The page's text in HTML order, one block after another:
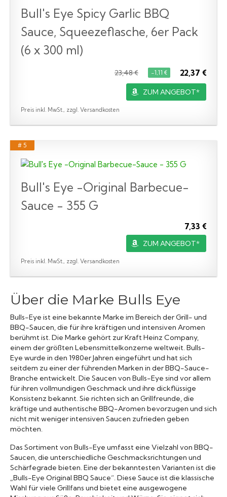
Bull's Eye Spicy Garlic BBQ
Sauce, Squeezeflasche, 6er Pack
(6 x 300 ml)
23,48 € −1,11 € 22,37 €
ZUM ANGEBOT*
Preis inkl. MwSt., zzgl. Versandkosten
# 5
Bull's Eye -Original Barbecue-
Sauce - 355 G
7,33 €
ZUM ANGEBOT*
Preis inkl. MwSt., zzgl. Versandkosten
Über die Marke Bulls Eye
Bulls-Eye ist eine bekannte Marke im Bereich der Grill- und
BBQ-Saucen, die für ihre kräftigen und intensiven Aromen
berühmt ist. Die Marke gehört zur Kraft Heinz Company,
einem der größten Lebensmittelkonzerne weltweit. Bulls-
Eye wurde in den 1980er Jahren eingeführt und hat sich
seitdem zu einer der führenden Marken in der BBQ-Sauce-
Branche entwickelt. Die Saucen von Bulls-Eye sind vor allem
für ihren vollmundigen Geschmack und ihre dickflüssige
Konsistenz bekannt. Sie richten sich an Grillfreunde, die
kräftige und authentische BBQ-Aromen bevorzugen und sich
nicht mit weniger intensiven Saucen zufrieden geben
möchten.
Das Sortiment von Bulls-Eye umfasst eine Vielzahl von BBQ-
Saucen, die unterschiedliche Geschmacksrichtungen und
Schärfegrade bieten. Eine der bekanntesten Varianten ist die
„Bulls-Eye Original BBQ Sauce“. Diese Sauce ist die klassische
Wahl für viele Grillfans und bietet eine ausgewogene